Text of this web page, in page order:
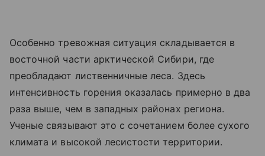
Особенно тревожная ситуация складывается в
восточной части арктической Сибири, где
преобладают лиственничные леса. Здесь
интенсивность горения оказалась примерно в два
раза выше, чем в западных районах региона.
Ученые связывают это с сочетанием более сухого
климата и высокой лесистости территории.